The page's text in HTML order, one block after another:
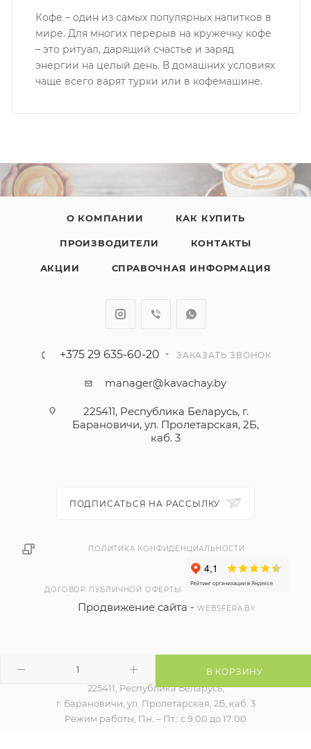
В КОРЗИНУ
Кофе – один из самых популярных напитков в
мире. Для многих перерыв на кружечку кофе
– это ритуал, дарящий счастье и заряд
энергии на целый день. В домашних условиях
чаще всего варят турки или в кофемашине.
О КОМПАНИИ КАК КУПИТЬ
ПРОИЗВОДИТЕЛИ КОНТАКТЫ
АКЦИИ СПРАВОЧНАЯ ИНФОРМАЦИЯ
+375 29 635-60-20 ЗАКАЗАТЬ ЗВОНОК
manager@kavachay.by
225411, Республика Беларусь, г.
Барановичи, ул. Пролетарская, 2Б,
каб. 3
ПОДПИСАТЬСЯ НА РАССЫЛКУ
ПОЛИТИКА КОНФИДЕНЦИАЛЬНОСТИ
ДОГОВОР ПУБЛИЧНОЙ ОФЕРТЫ
Продвижение сайта -WEBSFERA.BY
2026 © ЧТУП "РЭЙВБЕЛ"
225411, Республика Беларусь,
г. Барановичи, ул. Пролетарская, 2Б, каб. 3
Режим работы, Пн. – Пт.: с 9:00 до 17:00